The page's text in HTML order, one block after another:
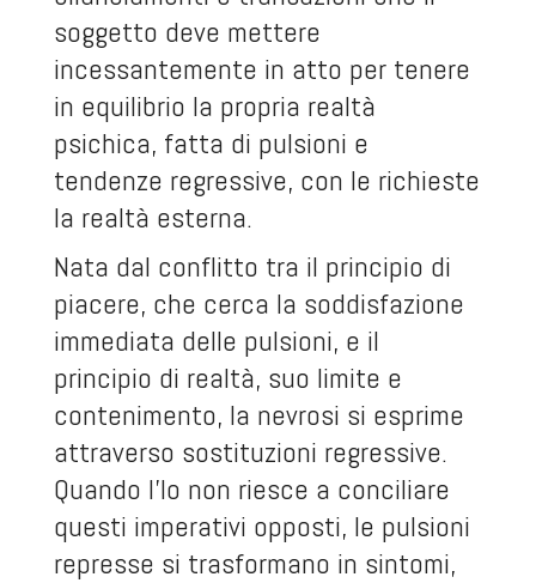
soggetto deve mettere
incessantemente in atto per tenere
in equilibrio la propria realtà
psichica, fatta di pulsioni e
tendenze regressive, con le richieste
la realtà esterna.
Nata dal conflitto tra il principio di
piacere, che cerca la soddisfazione
immediata delle pulsioni, e il
principio di realtà, suo limite e
contenimento, la nevrosi si esprime
attraverso sostituzioni regressive.
Quando l'Io non riesce a conciliare
questi imperativi opposti, le pulsioni
represse si trasformano in sintomi,